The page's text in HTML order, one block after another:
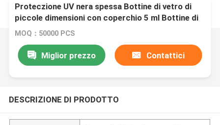
Proteczione UV nera spessa Bottine di vetro di
piccole dimensioni con coperchio 5 ml Bottine di
concentrato
MOQ：50000 PCS
Miglior prezzo Contattici
DESCRIZIONE DI PRODOTTO